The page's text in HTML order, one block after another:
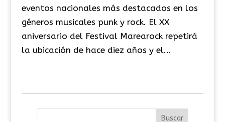
eventos nacionales más destacados en los
géneros musicales punk y rock. El XX
aniversario del Festival Marearock repetirá
la ubicación de hace diez años y el...